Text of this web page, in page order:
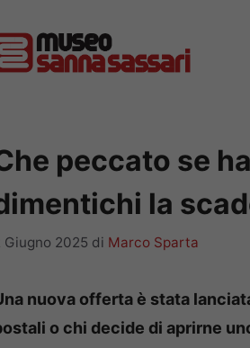
peccato se
la
Giugno 2025 di Marco Sparta
nuova offerta è stata
o chi decide di aprirne